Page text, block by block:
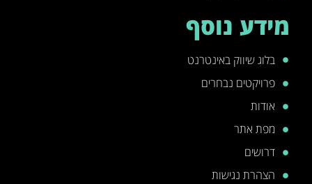
מידע נוסף
בלוג שיווק באינטרנט
פרויקטים נבחרים
אודות
מפת אתר
דרושים
הצהרת נגישות